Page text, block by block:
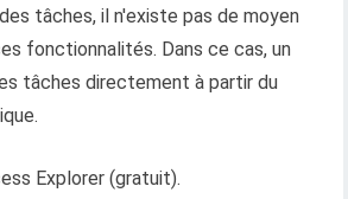
tâches, il n'existe pas de moyen
fonctionnalités. Dans ce cas, un
tâches directement à partir du
Explorer (gratuit).